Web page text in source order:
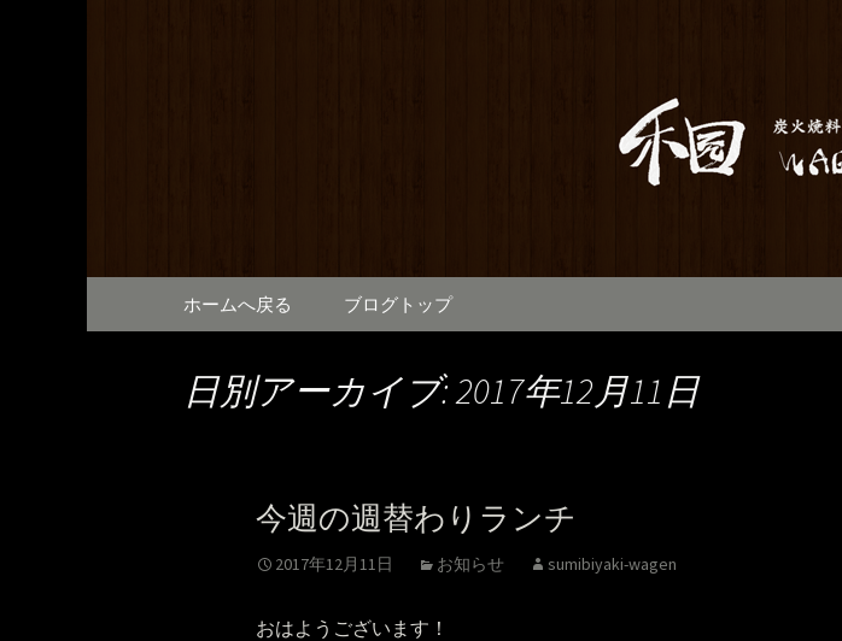
和元からのお知らせ
コンテンツへ移動
ホームへ戻る ブログトップ
日別アーカイブ: 2017年12月11日
今週の週替わりランチ
2017年12月11日 お知らせ sumibiyaki-wagen
おはようございます！